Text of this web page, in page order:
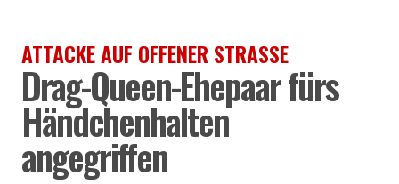
ATTACKE AUF OFFENER STRASSE
Drag-Queen-Ehepaar fürs
Händchenhalten
angegriffen